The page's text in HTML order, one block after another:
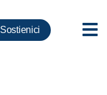
Sostienici